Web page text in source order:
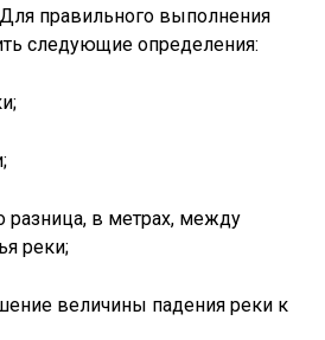
правильного выполнения
следующие определения:
разница, в метрах, между
реки;
величины падения реки к